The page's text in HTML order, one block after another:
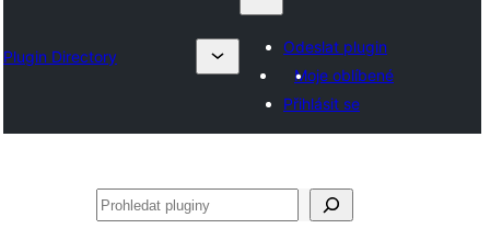
Plugin Directory
Odeslat plugin
Moje oblíbené
Přihlásit se
Hledat